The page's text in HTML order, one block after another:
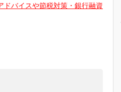
ドバイスや節税対策・銀行融資